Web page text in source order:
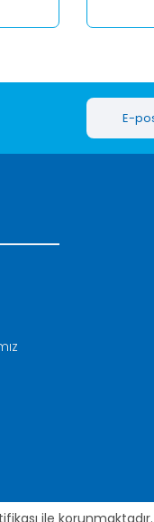
Gönder
ile korunmaktadır.